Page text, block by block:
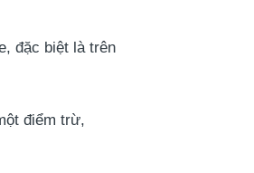
đặc biệt là trên
điểm trừ,